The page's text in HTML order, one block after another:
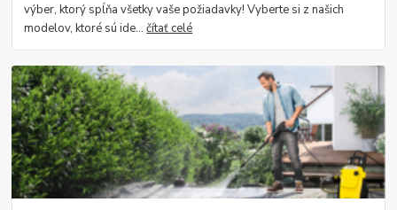
výber, ktorý spĺňa všetky vaše požiadavky! Vyberte si z našich
modelov, ktoré sú ide...čítať celé